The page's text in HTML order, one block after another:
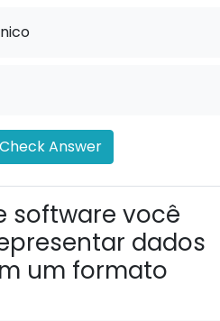
Check Answer
software você
dados
um formato